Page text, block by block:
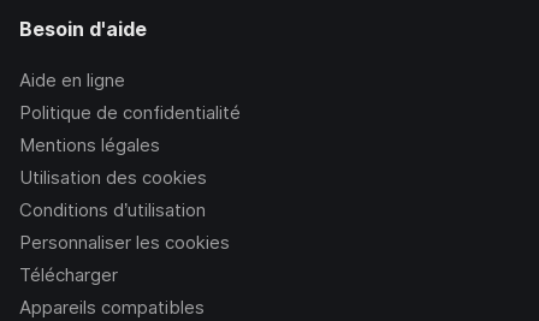
Besoin d'aide
Aide en ligne
Politique de confidentialité
Mentions légales
Utilisation des cookies
Conditions d’utilisation
Personnaliser les cookies
Télécharger
Appareils compatibles